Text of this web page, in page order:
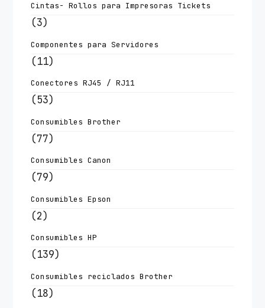
Cintas- Rollos para Impresoras Tickets
(3)
Componentes para Servidores
(11)
Conectores RJ45 / RJ11
(53)
Consumibles Brother
(77)
Consumibles Canon
(79)
Consumibles Epson
(2)
Consumibles HP
(139)
Consumibles reciclados Brother
(18)